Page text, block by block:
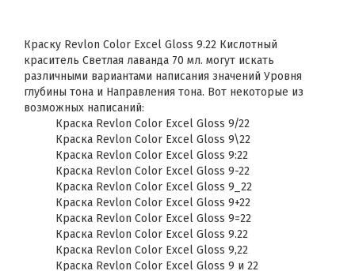
Краску Revlon Color Excel Gloss 9.22 Кислотный
краситель Светлая лаванда 70 мл. могут искать
различными вариантами написания значений Уровня
глубины тона и Направления тона. Вот некоторые из
возможных написаний:
Краска Revlon Color Excel Gloss 9/22
Краска Revlon Color Excel Gloss 9\22
Краска Revlon Color Excel Gloss 9:22
Краска Revlon Color Excel Gloss 9-22
Краска Revlon Color Excel Gloss 9_22
Краска Revlon Color Excel Gloss 9+22
Краска Revlon Color Excel Gloss 9=22
Краска Revlon Color Excel Gloss 9.22
Краска Revlon Color Excel Gloss 9,22
Краска Revlon Color Excel Gloss 9 и 22